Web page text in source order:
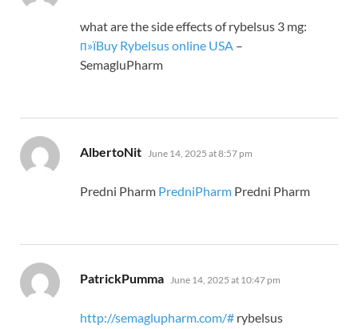
what are the side effects of rybelsus 3 mg:
п»їBuy Rybelsus online USA –
SemagluPharm
AlbertoNit says:
June 14, 2025 at 8:57 pm
Predni Pharm PredniPharm Predni Pharm
PatrickPumma says:
June 14, 2025 at 10:47 pm
http://semaglupharm.com/# rybelsus